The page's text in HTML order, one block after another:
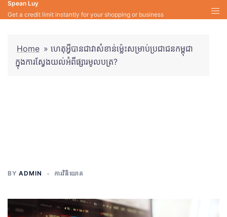
Skip
to
Spean Luy
Get a credit limit instantly for your shopping or business
Home » ហេតុអ្វីបានជាវាសំខាន់ម្ល៉េះសម្រាប់ប្រជាជនកម្ពុជា
ក្នុងការស្វែងយល់អំពីផ្សារមូលបត្រ?
BY ADMIN ការវិនិយោគ